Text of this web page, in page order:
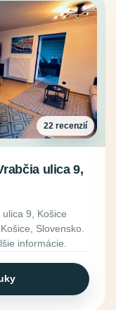
22 recenzií
ulica 9,
9, Košice
Slovensko.
informácie.